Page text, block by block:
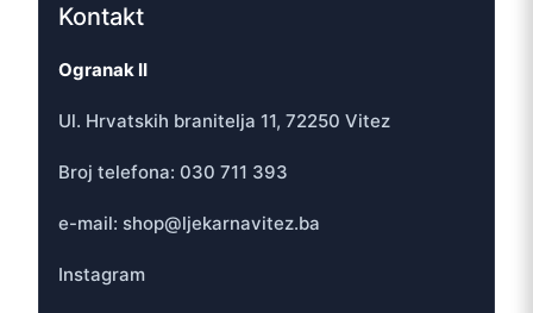
Kontakt
Ogranak II
Ul. Hrvatskih branitelja 11, 72250 Vitez
Broj telefona: 030 711 393
e-mail: shop@ljekarnavitez.ba
Instagram